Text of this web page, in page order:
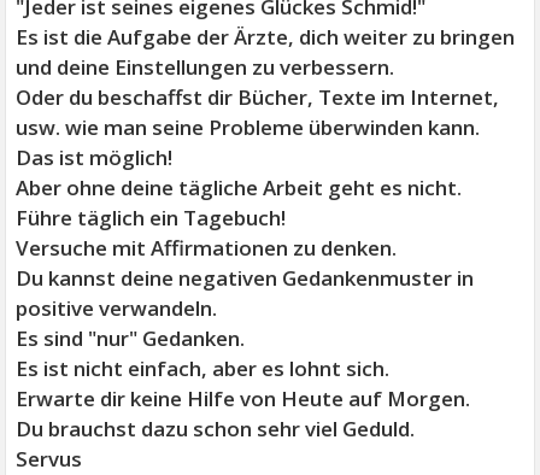
"Jeder ist seines eigenes Glückes Schmid!"
Es ist die Aufgabe der Ärzte, dich weiter zu bringen
und deine Einstellungen zu verbessern.
Oder du beschaffst dir Bücher, Texte im Internet,
usw. wie man seine Probleme überwinden kann.
Das ist möglich!
Aber ohne deine tägliche Arbeit geht es nicht.
Führe täglich ein Tagebuch!
Versuche mit Affirmationen zu denken.
Du kannst deine negativen Gedankenmuster in
positive verwandeln.
Es sind "nur" Gedanken.
Es ist nicht einfach, aber es lohnt sich.
Erwarte dir keine Hilfe von Heute auf Morgen.
Du brauchst dazu schon sehr viel Geduld.
Servus